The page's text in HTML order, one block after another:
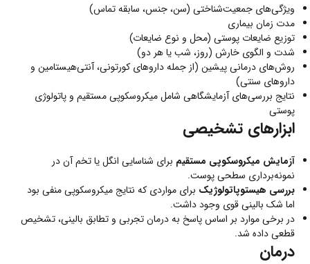
ویژگی‌های جمعیت‌شناختی (سن، جنس، سابقه تماس)
مدت زمان بیماری
توزیع ضایعات پوستی (محل و نوع ضایعات)
شدت و الگوی خارش (روز، شب یا هر دو)
روش‌های درمانی پیشین (از جمله داروهای کورتونی، آنتی‌هیستامین و
داروهای سنتی)
نتایج بررسی‌های آزمایشگاهی شامل میکروسکوپی مستقیم و پاتولوژی
پوستی
ابزارهای تشخیصی
آزمایش میکروسکوپی مستقیم برای شناسایی انگل یا تخم آن در
نمونه‌برداری سطحی پوست.
بررسی هیستوپاتولوژیک برای مواردی که نتایج میکروسکوپی منفی بود
اما شک بالینی قوی وجود داشت.
در برخی موارد بر اساس پاسخ به درمان تجربی و تطابق بالینی، تشخیص
قطعی داده شد.
درمان